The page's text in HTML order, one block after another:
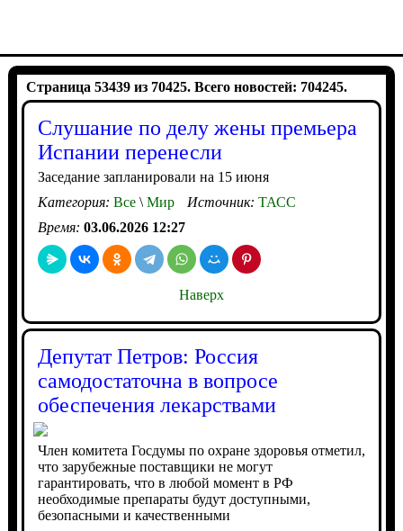
Страница 53439 из 70425. Всего новостей: 704245.
Слушание по делу жены премьера
Испании перенесли
Заседание запланировали на 15 июня
Категория: Все\Мир Источник: ТАСС
Время: 03.06.2026 12:27
Наверх
Депутат Петров: Россия
самодостаточна в вопросе
обеспечения лекарствами
Член комитета Госдумы по охране здоровья отметил,
что зарубежные поставщики не могут
гарантировать, что в любой момент в РФ
необходимые препараты будут доступными,
безопасными и качественными